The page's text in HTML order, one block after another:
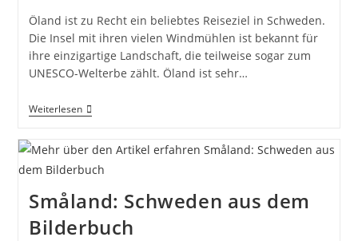
Öland ist zu Recht ein beliebtes Reiseziel in Schweden.
Die Insel mit ihren vielen Windmühlen ist bekannt für
ihre einzigartige Landschaft, die teilweise sogar zum
UNESCO-Welterbe zählt. Öland ist sehr…
WeiterlesenÖland
In
Unsere
Für
Insel
Småland: Schweden aus dem
Bilderbuch